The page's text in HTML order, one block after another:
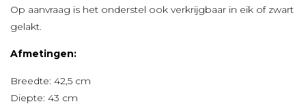
Op aanvraag is het onderstel ook verkrijgbaar in eik of zwart
gelakt.
Afmetingen:
Breedte: 42,5 cm
Diepte: 43 cm